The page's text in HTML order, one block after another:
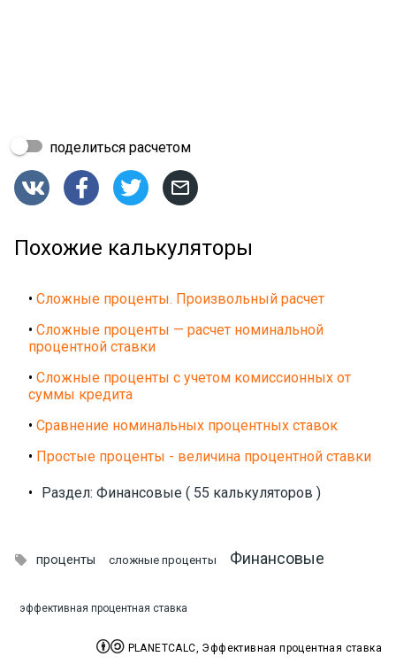
поделиться расчетом
   
Похожие калькуляторы
• Сложные проценты. Произвольный расчет
• Сложные проценты — расчет номинальной
процентной ставки
• Сложные проценты с учетом комиссионных от
суммы кредита
• Сравнение номинальных процентных ставок
• Простые проценты - величина процентной ставки
• Раздел: Финансовые ( 55 калькуляторов )
 проценты сложные проценты Финансовые
эффективная процентная ставка
 PLANETCALC, Эффективная процентная ставка